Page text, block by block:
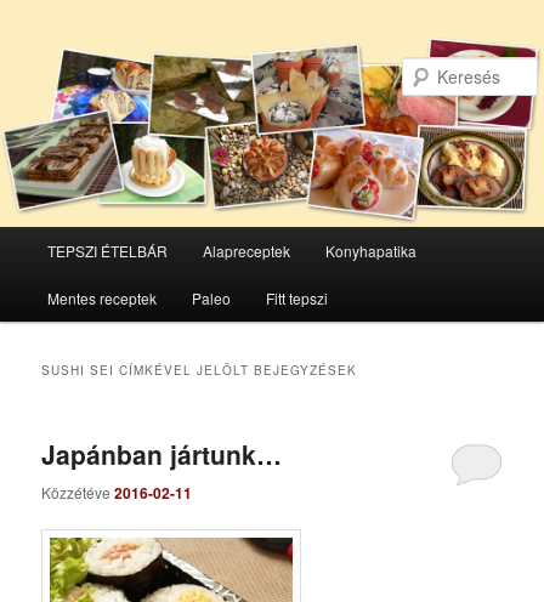
Tovább
az
elsődleges
Tovább
a
másodlagos
TEPSZI ÉTELBÁR Alapreceptek Konyhapatika
Mentes receptek Paleo Fitt tepszi
SUSHI SEI CÍMKÉVEL JELÖLT BEJEGYZÉSEK
Japánban jártunk…
Közzétéve2016-02-11